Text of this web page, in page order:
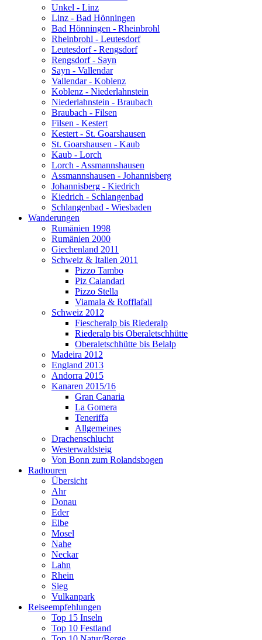
Unkel - Linz
Linz - Bad Hönningen
Bad Hönningen - Rheinbrohl
Rheinbrohl - Leutesdorf
Leutesdorf - Rengsdorf
Rengsdorf - Sayn
Sayn - Vallendar
Vallendar - Koblenz
Koblenz - Niederlahnstein
Niederlahnstein - Braubach
Braubach - Filsen
Filsen - Kestert
Kestert - St. Goarshausen
St. Goarshausen - Kaub
Kaub - Lorch
Lorch - Assmannshausen
Assmannshausen - Johannisberg
Johannisberg - Kiedrich
Kiedrich - Schlangenbad
Schlangenbad - Wiesbaden
Wanderungen
Rumänien 1998
Rumänien 2000
Giechenland 2011
Schweiz & Italien 2011
Pizzo Tambo
Piz Calandari
Pizzo Stella
Viamala & Rofflafall
Schweiz 2012
Fiescheralp bis Riederalp
Riederalp bis Oberaletschhütte
Oberaletschhütte bis Belalp
Madeira 2012
England 2013
Andorra 2015
Kanaren 2015/16
Gran Canaria
La Gomera
Teneriffa
Allgemeines
Drachenschlucht
Westerwaldsteig
Von Bonn zum Rolandsbogen
Radtouren
Übersicht
Ahr
Donau
Eder
Elbe
Mosel
Nahe
Neckar
Lahn
Rhein
Sieg
Vulkanpark
Reiseempfehlungen
Top 15 Inseln
Top 10 Festland